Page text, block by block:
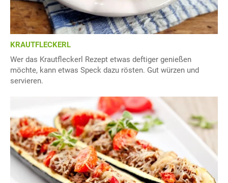
KRAUTFLECKERL
Wer das Krautfleckerl Rezept etwas deftiger genießen
möchte, kann etwas Speck dazu rösten. Gut würzen und
servieren.